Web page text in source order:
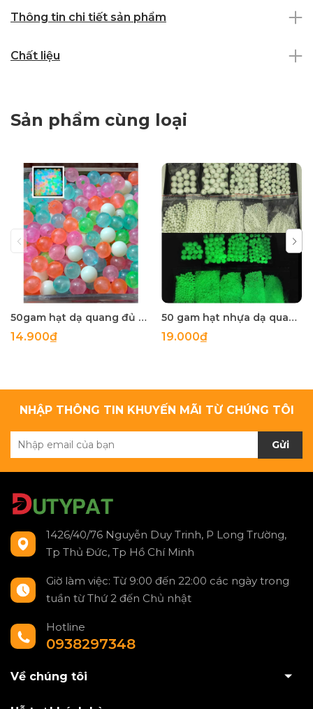
Thông tin chi tiết sản phẩm
Chất liệu
Sản phẩm cùng loại
50gam hạt dạ quang đủ màu 6mm, 8mm, 10mm, 12mm, hạt nhựa tròn
14.900₫
50 gam hạt nhựa dạ quang tròn đủ size 4mm, 5mm, 6mm, 8mm, 10mm, 12mm, 14mm, 16mm ,18mm , 10mm, 22mm, 25mm
19.000₫
NHẬP THÔNG TIN KHUYẾN MÃI TỪ CHÚNG TÔI
Gửi
1426/40/76 Nguyễn Duy Trinh, P Long Trường,
Tp Thủ Đức, Tp Hồ Chí Minh
Giờ làm việc: Từ 9:00 đến 22:00 các ngày trong
tuần từ Thứ 2 đến Chủ nhật
Hotline
0938297348
Về chúng tôi